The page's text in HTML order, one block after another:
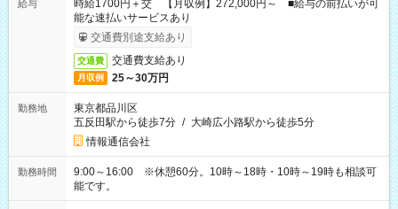
給与
時給1700円＋交 【月収例】272,000円～ ■給与の前払いが可
能な速払いサービスあり
交通費別途支給あり
交通費 交通費支給あり
月収例 25～30万円
勤務地
東京都品川区
五反田駅から徒歩7分 / 大崎広小路駅から徒歩5分
情報通信会社
勤務時間
9:00～16:00 ※休憩60分。10時～18時・10時～19時も相談可
能です。